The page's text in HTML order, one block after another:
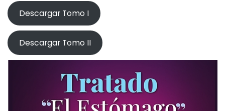
Descargar Tomo I
Descargar Tomo II